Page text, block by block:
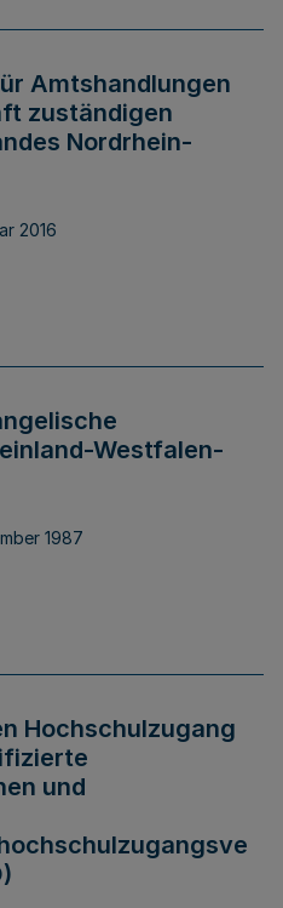
Amtshandlungen
zuständigen
Nordrhein-
2016
Westfalen-
1987
Hochschulzugang
und